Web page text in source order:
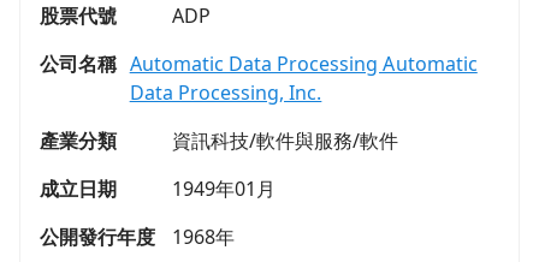
股票代號
ADP
公司名稱 Automatic Data Processing Automatic
Data Processing, Inc.
產業分類
資訊科技/軟件與服務/軟件
成立日期
1949年01月
公開發行年度
1968年